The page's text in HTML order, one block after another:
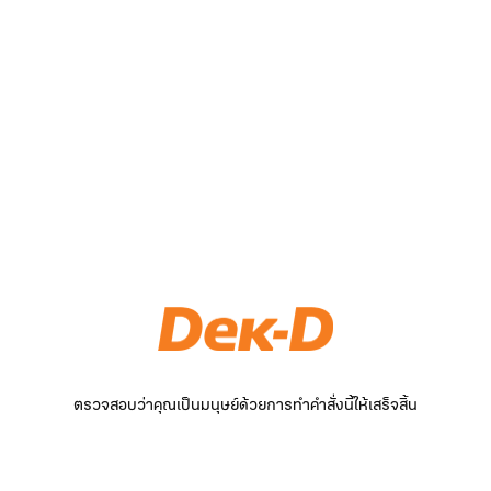
ตรวจสอบว่าคุณเป็นมนุษย์ด้วยการทำคำสั่งนี้ให้เสร็จสิ้น